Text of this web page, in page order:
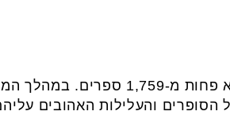
יחד, קראו השלושה בשנה החולפת נתון בלתי
והעלילות האהובים